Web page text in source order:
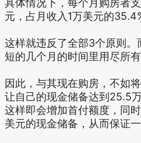
元，占月收入1万美元的
这样就违反了全部3个原则
短的几个月的时间里用尽所有
因此，与其现在购房，不如
让自己的现金储备达到25.5
这样即会增加首付额度，同
美元的现金储备，从而保证一